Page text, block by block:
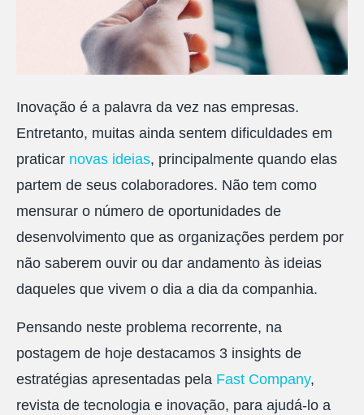
Inovação é a palavra da vez nas empresas.
Entretanto, muitas ainda sentem dificuldades em
praticar novas ideias, principalmente quando elas
partem de seus colaboradores. Não tem como
mensurar o número de oportunidades de
desenvolvimento que as organizações perdem por
não saberem ouvir ou dar andamento às ideias
daqueles que vivem o dia a dia da companhia.
Pensando neste problema recorrente, na
postagem de hoje destacamos 3 insights de
estratégias apresentadas pela Fast Company,
revista de tecnologia e inovação, para ajudá-lo a